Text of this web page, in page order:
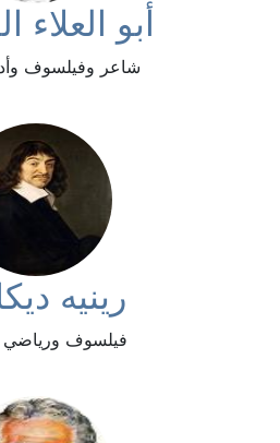
أبو العلاء
شاعر وفيلسوف
رينيه
فيلسوف